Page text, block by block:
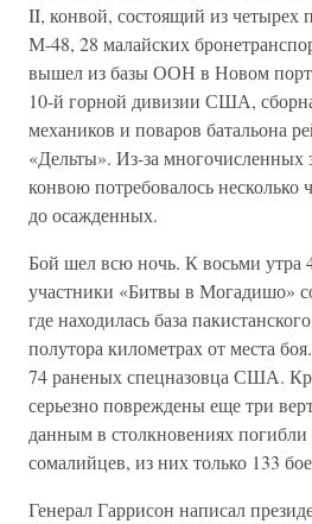
II, конвой, состоящий из четырех
М-48, 28 малайских
вышел из базы ООН в Новом
10-й горной дивизии США,
механиков и поваров батальона
«Дельты». Из-за многочисленных
конвою потребовалось несколько
до осажденных.
Бой шел всю ночь. К восьми утра
участники «Битвы в Могадишо»
где находилась база
полутора километрах от места
74 раненых спецназовца США.
серьезно повреждены еще три
данным в столкновениях погибли
сомалийцев, из них только 133
Генерал Гаррисон написал